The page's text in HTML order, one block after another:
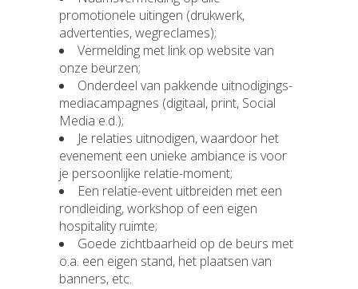
promotionele uitingen (drukwerk,
advertenties, wegreclames);
Vermelding met link op website van
onze beurzen;
Onderdeel van pakkende uitnodigings-
mediacampagnes (digitaal, print, Social
Media e.d.);
Je relaties uitnodigen, waardoor het
evenement een unieke ambiance is voor
je persoonlijke relatie-moment;
Een relatie-event uitbreiden met een
rondleiding, workshop of een eigen
hospitality ruimte;
Goede zichtbaarheid op de beurs met
o.a. een eigen stand, het plaatsen van
banners, etc.